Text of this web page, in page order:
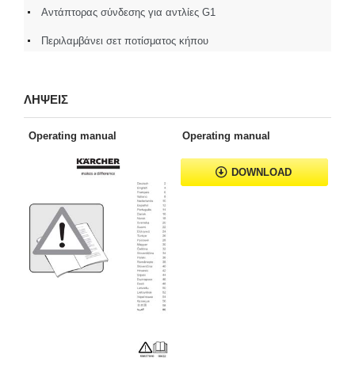
Αντάπτορας σύνδεσης για αντλίες G1
Περιλαμβάνει σετ ποτίσματος κήπου
ΛΗΨΕΙΣ
Operating manual Operating manual
DOWNLOAD